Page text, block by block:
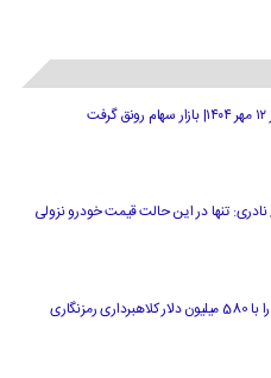
نادری: تنها در این حالت قیمت خودرو نزولی
مقامات تایلندی ملی پرتغالی را با 580 میلیون دلار کلاهبرداری رمزنگاری